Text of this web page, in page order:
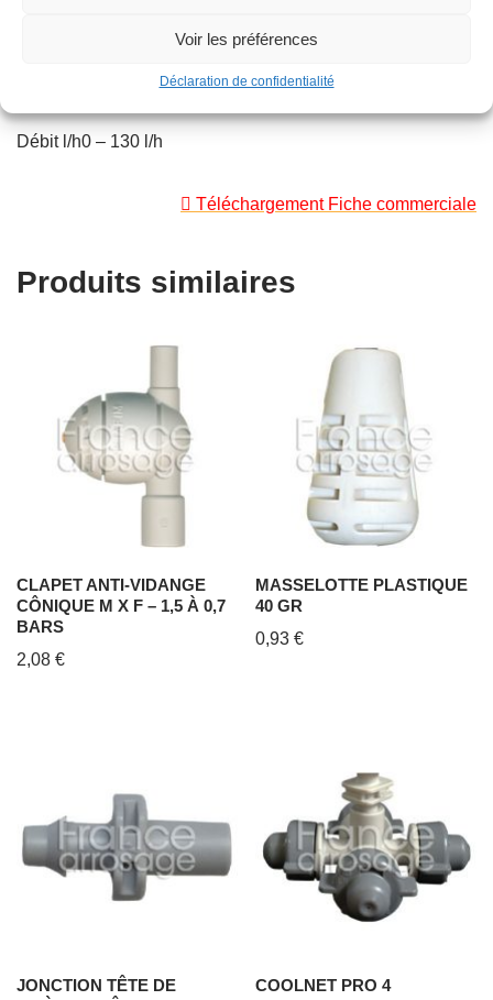
Voir les préférences
Déclaration de confidentialité
Débit l/h0 – 130 l/h
 Téléchargement Fiche commerciale
Produits similaires
CLAPET ANTI-VIDANGE
CÔNIQUE M X F – 1,5 À 0,7
BARS
2,08 €
MASSELOTTE PLASTIQUE
40 GR
0,93€
JONCTION TÊTE DE
COOLNET PRO 4